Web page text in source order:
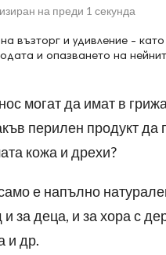
на преди 1 секунда
възторг и удивление -
и опазването на
могат да имат в
перилен продукт
кожа и дрехи?
е напълно
за деца, и за хора с
и др.